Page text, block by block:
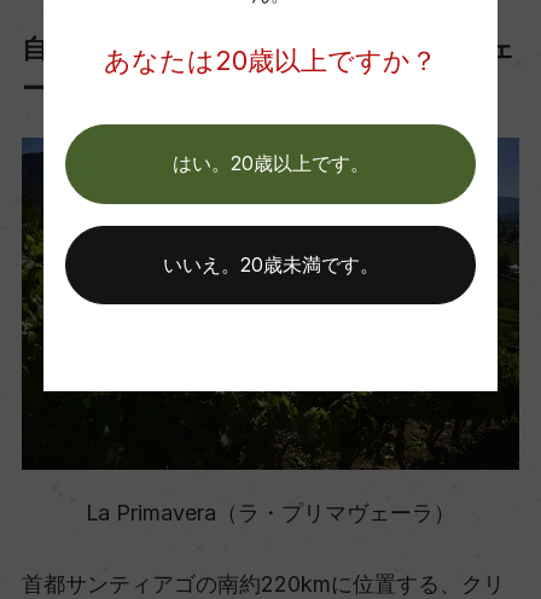
自社畑「La Primavera（ラ・プリマヴェ
ーラ）」
La Primavera（ラ・プリマヴェーラ）
首都サンティアゴの南約220kmに位置する、クリ
あなたは20歳以上ですか？
はい。20歳以上です。
いいえ。20歳未満です。